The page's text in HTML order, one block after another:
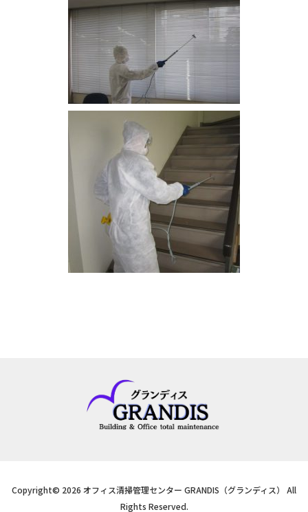
Copyright© 2026 オフィス清掃管理センター GRANDIS（グランディス） All
Rights Reserved.